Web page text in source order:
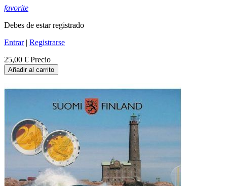
favorite
Debes de estar registrado
Entrar| Registrarse
25,00 € Precio
Añadir al carrito